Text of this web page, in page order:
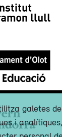
galetes
i